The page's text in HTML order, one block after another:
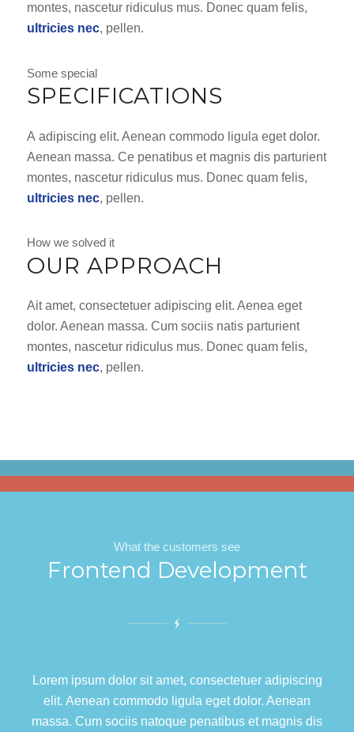
montes, nascetur ridiculus mus. Donec quam felis,
ultricies nec, pellen.
Some special
SPECIFICATIONS
A adipiscing elit. Aenean commodo ligula eget dolor.
Aenean massa. Ce penatibus et magnis dis parturient
montes, nascetur ridiculus mus. Donec quam felis,
ultricies nec, pellen.
How we solved it
OUR APPROACH
Ait amet, consectetuer adipiscing elit. Aenea eget
dolor. Aenean massa. Cum sociis natis parturient
montes, nascetur ridiculus mus. Donec quam felis,
ultricies nec, pellen.
What the customers see
Frontend Development
Lorem ipsum dolor sit amet, consectetuer adipiscing
elit. Aenean commodo ligula eget dolor. Aenean
massa. Cum sociis natoque penatibus et magnis dis